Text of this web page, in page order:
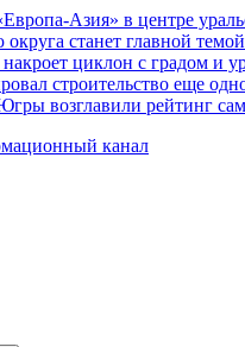
Азия» в центре
станет главной
циклон с градом и
строительство еще
возглавили рейтинг
канал